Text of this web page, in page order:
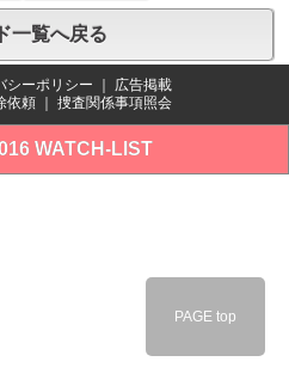
一覧へ戻る
シーポリシー
広告掲載
依頼 捜査関係事項照会
WATCH-LIST
PAGE top